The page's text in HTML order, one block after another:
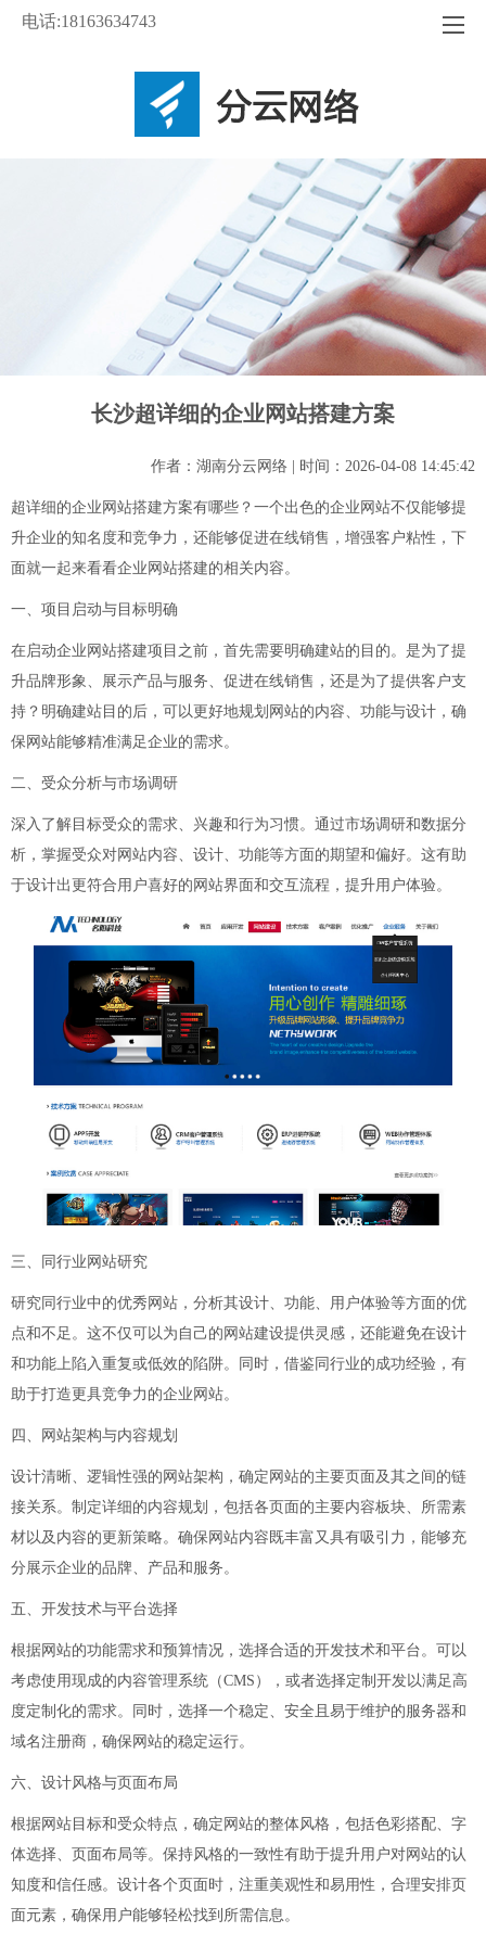
电话:18163634743
长沙超详细的企业网站搭建方案
作者：湖南分云网络 | 时间：2026-04-08 14:45:42
超详细的企业网站搭建方案有哪些？一个出色的企业网站不仅能够提
升企业的知名度和竞争力，还能够促进在线销售，增强客户粘性，下
面就一起来看看企业网站搭建的相关内容。
一、项目启动与目标明确
在启动企业网站搭建项目之前，首先需要明确建站的目的。是为了提
升品牌形象、展示产品与服务、促进在线销售，还是为了提供客户支
持？明确建站目的后，可以更好地规划网站的内容、功能与设计，确
保网站能够精准满足企业的需求。
二、受众分析与市场调研
深入了解目标受众的需求、兴趣和行为习惯。通过市场调研和数据分
析，掌握受众对网站内容、设计、功能等方面的期望和偏好。这有助
于设计出更符合用户喜好的网站界面和交互流程，提升用户体验。
三、同行业网站研究
研究同行业中的优秀网站，分析其设计、功能、用户体验等方面的优
点和不足。这不仅可以为自己的网站建设提供灵感，还能避免在设计
和功能上陷入重复或低效的陷阱。同时，借鉴同行业的成功经验，有
助于打造更具竞争力的企业网站。
四、网站架构与内容规划
设计清晰、逻辑性强的网站架构，确定网站的主要页面及其之间的链
接关系。制定详细的内容规划，包括各页面的主要内容板块、所需素
材以及内容的更新策略。确保网站内容既丰富又具有吸引力，能够充
分展示企业的品牌、产品和服务。
五、开发技术与平台选择
根据网站的功能需求和预算情况，选择合适的开发技术和平台。可以
考虑使用现成的内容管理系统（CMS），或者选择定制开发以满足高
度定制化的需求。同时，选择一个稳定、安全且易于维护的服务器和
域名注册商，确保网站的稳定运行。
六、设计风格与页面布局
根据网站目标和受众特点，确定网站的整体风格，包括色彩搭配、字
体选择、页面布局等。保持风格的一致性有助于提升用户对网站的认
知度和信任感。设计各个页面时，注重美观性和易用性，合理安排页
面元素，确保用户能够轻松找到所需信息。